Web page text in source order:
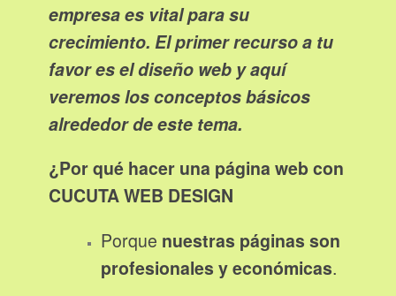
empresa es vital para su
crecimiento. El primer recurso a tu
favor es el diseño web y aquí
veremos los conceptos básicos
alrededor de este tema.
¿Por qué hacer una página web con
CUCUTA WEB DESIGN
Porque nuestras páginas son
profesionales y económicas.